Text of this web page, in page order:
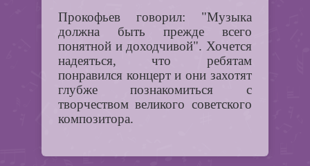
Прокофьев говорил: "Музыка
должна быть прежде всего
понятной и доходчивой". Хочется
надеяться, что ребятам
понравился концерт и они захотят
глубже познакомиться с
творчеством великого советского
композитора.